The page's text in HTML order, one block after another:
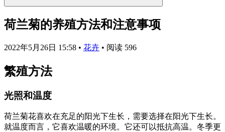
荷兰菊的养殖方法和注意事项
2022年5月26日 15:58 • 花卉 • 阅读 596
繁殖方法
光照和温度
荷兰菊花喜欢在充足的阳光下生长，需要选择在阳光下生长。
就温度而言，它喜欢温暖的环境。它还可以抵抗高温。冬季更